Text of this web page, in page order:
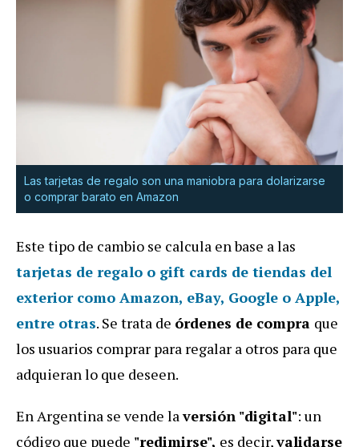
Las tarjetas de regalo son una maniobra para dolarizarse
o comprar barato en Amazon
Este tipo de cambio se calcula en base a las
tarjetas de regalo o gift cards de tiendas del
exterior como Amazon, eBay, Google o Apple,
entre otras. Se trata de órdenes de compra que
los usuarios comprar para regalar a otros para que
adquieran lo que deseen.
En Argentina se vende laversión "digital": un
código que puede "redimirse", es decir,validarse